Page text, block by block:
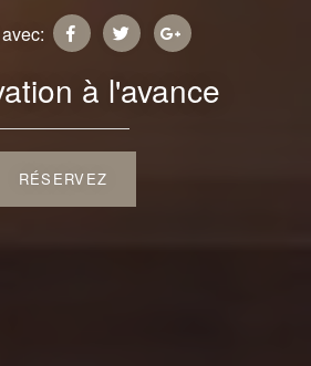
à l'avance
RÉSERVEZ